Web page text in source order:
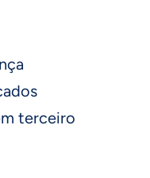
terceiro